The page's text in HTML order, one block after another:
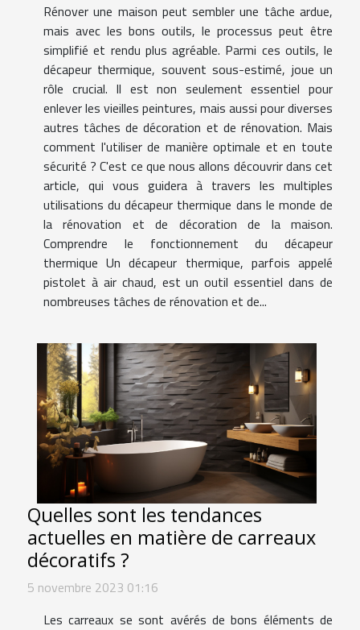
Rénover une maison peut sembler une tâche ardue,
mais avec les bons outils, le processus peut être
simplifié et rendu plus agréable. Parmi ces outils, le
décapeur thermique, souvent sous-estimé, joue un
rôle crucial. Il est non seulement essentiel pour
enlever les vieilles peintures, mais aussi pour diverses
autres tâches de décoration et de rénovation. Mais
comment l'utiliser de manière optimale et en toute
sécurité ? C'est ce que nous allons découvrir dans cet
article, qui vous guidera à travers les multiples
utilisations du décapeur thermique dans le monde de
la rénovation et de décoration de la maison.
Comprendre le fonctionnement du décapeur
thermique Un décapeur thermique, parfois appelé
pistolet à air chaud, est un outil essentiel dans de
nombreuses tâches de rénovation et de...
Quelles sont les tendances
actuelles en matière de carreaux
décoratifs ?
5 novembre 2023 01:16
Les carreaux se sont avérés de bons éléments de